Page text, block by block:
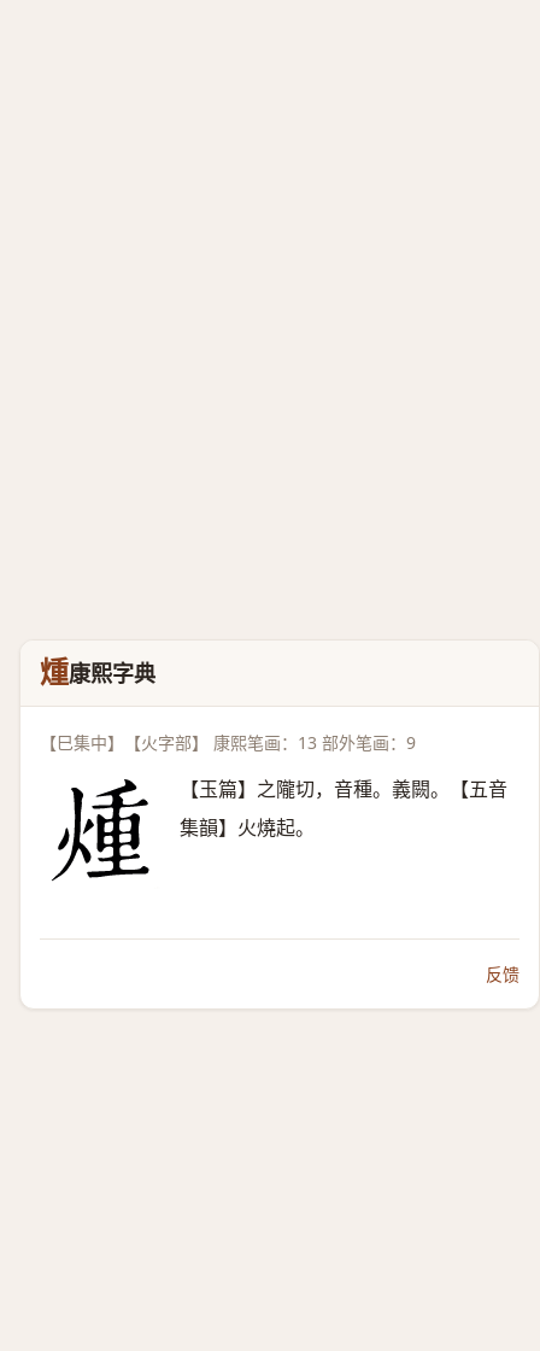
煄康熙字典
【巳集中】【火字部】 康熙笔画：13 部外笔画：9
【玉篇】之隴切，音種。義闕。【五音
集韻】火燒起。
反馈